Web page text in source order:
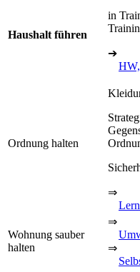
Haushalt führen
in
➔
Ordnung halten
⇒
Wohnung sauber
halten
⇒
⇒